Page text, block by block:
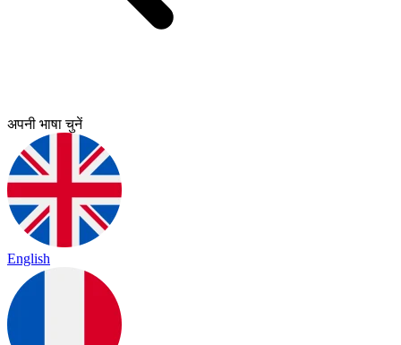
अपनी भाषा चुनें
English